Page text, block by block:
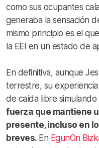
como sus ocupantes
generaba la sensación
mismo principio es el
la EEI en un estado de
En definitiva, aunque
terrestre, su
de caída libre
fuerza que mantiene
presente, incluso en
breves. En EgunOn